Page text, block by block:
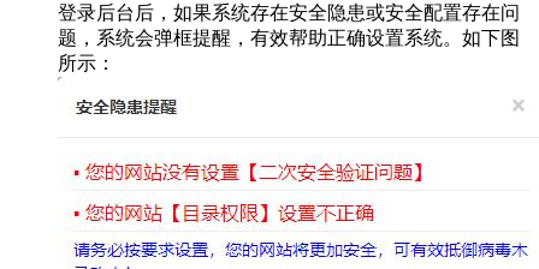
登录后台后，如果系统存在安全隐患或安全配置存在问
题，系统会弹框提醒，有效帮助正确设置系统。如下图
所示：